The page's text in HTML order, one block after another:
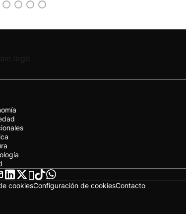
cookiesConfiguración de cookiesContacto